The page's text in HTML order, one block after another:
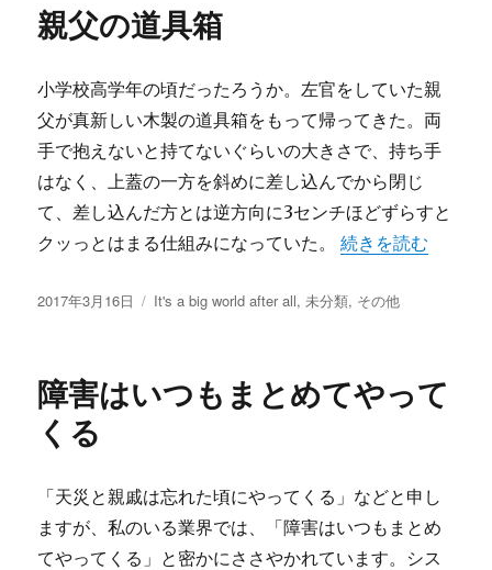
ー
親父の道具箱
小学校高学年の頃だったろうか。左官をしていた親
父が真新しい木製の道具箱をもって帰ってきた。両
手で抱えないと持てないぐらいの大きさで、持ち手
はなく、上蓋の一方を斜めに差し込んでから閉じ
て、差し込んだ方とは逆方向に3センチほどずらすと
クッっとはまる仕組みになっていた。“親父の道具箱” の
続きを読む
投
2017年3月16日
カ
ー
It's a big world after all,未分類, その他
障害はいつもまとめてやって
くる
「天災と親戚は忘れた頃にやってくる」などと申し
ますが、私のいる業界では、「障害はいつもまとめ
てやってくる」と密かにささやかれています。シス